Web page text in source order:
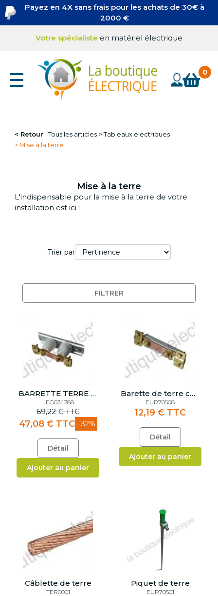
Aller
au
contenu
Payez en 4X sans frais pour les achats de 30€ à
2000 €
Votre spécialiste en matériel électrique
Retour Tous les articles
Tableaux électriques
Mise à la terre
Mise à la terre
L'indispensable pour la mise à la terre de votre
installation est ici !
Trier par
FILTRER
BARRETTE TERRE COSGA
LEG034388
69,22 € TTC
47,08 € TTC - 32%
Détail
Ajouter au panier
Barette de terre cuivre
EUR70508
12,19 € TTC
Détail
Ajouter au panier
Câblette de terre
TER0001
Piquet de terre
EUR70501